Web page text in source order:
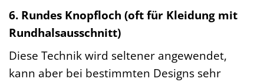
6. Rundes Knopfloch (oft für Kleidung mit
Rundhalsausschnitt)
Diese Technik wird seltener angewendet,
kann aber bei bestimmten Designs sehr